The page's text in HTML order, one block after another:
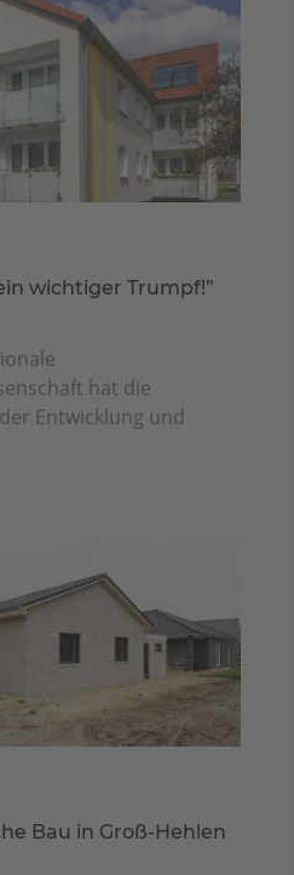
wichtiger Trumpf!”
hat die
Entwicklung und
Bau in Groß-Hehlen